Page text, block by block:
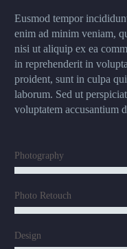
Eusmod tempor
enim ad minim veniam,
nisi ut aliquip ex ea
in reprehenderit in
proident, sunt in culpa
laborum. Sed ut
voluptatem accusantium
Photography
Photo Retouch
Design